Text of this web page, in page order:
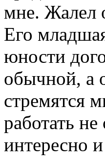
мне. Жалел
Его
юности
обычной, а
стремятся
работать
интересно